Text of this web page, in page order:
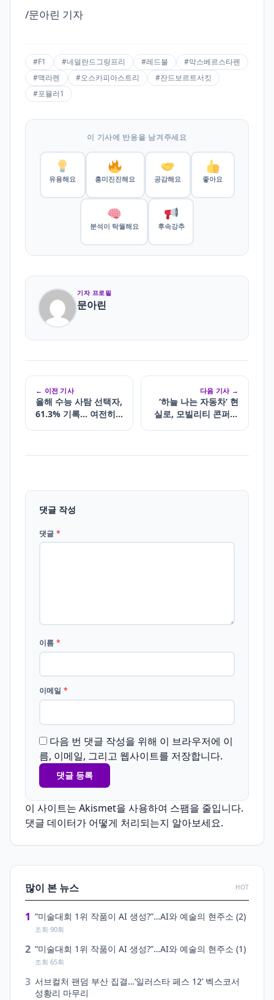
/문아린 기자
#F1 #네덜란드그랑프리 #레드불
#막스베르스타펜
#맥라렌
#오스카피아스트리
#잔드보르트서킷
#포뮬러1
이 기사에 반응을 남겨주세요
유용해요 흥미진진해요 공감해요 좋아요
분석이 탁월해요 후속강추
기자 프로필
문아린
← 이전 기사
올해 수능 사탐 선택자,
61.3% 기록… 여전히
다음 기사 →
‘하늘 나는 자동차’ 현
실로, 모빌리티 콘퍼런
댓글 작성
댓글 *
이름 *
이메일 *
다음 번 댓글 작성을 위해 이 브라우저에 이
름, 이메일, 그리고 웹사이트를 저장합니다.
이 사이트는 Akismet을 사용하여 스팸을 줄입니다.
댓글 데이터가 어떻게 처리되는지 알아보세요.
많이 본 뉴스 HOT
1 “미술대회 1위 작품이 AI 생성?”…AI와 예술의 현주소 (2)
조회 90회
2 “미술대회 1위 작품이 AI 생성?”…AI와 예술의 현주소 (1)
조회 65회
3 서브컬처 팬덤 부산 집결…‘일러스타 페스 12’ 벡스코서
성황리 마무리